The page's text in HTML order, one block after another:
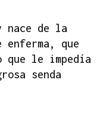
nace de la
enferma, que
que le impedía
senda